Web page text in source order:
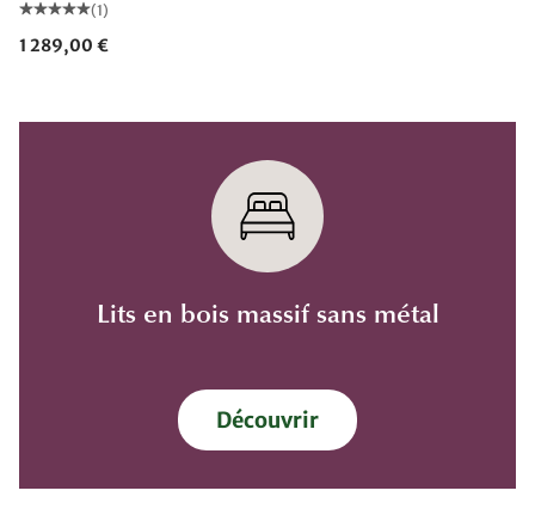
(1)
1 289,00 €
Lits en bois massif sans métal
Découvrir